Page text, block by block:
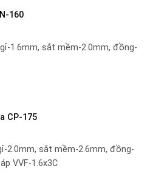
160
1.6mm, sắt mềm-2.0mm, đồng-
CP-175
2.0mm, sắt mềm-2.6mm, đồng-
VVF-1.6x3C